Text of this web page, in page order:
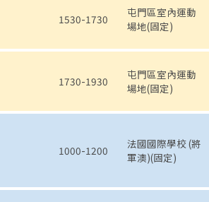
1530-1730
屯門區室內運動
場地(固定)
1730-1930
屯門區室內運動
場地(固定)
1000-1200
法國國際學校 (將
軍澳)(固定)